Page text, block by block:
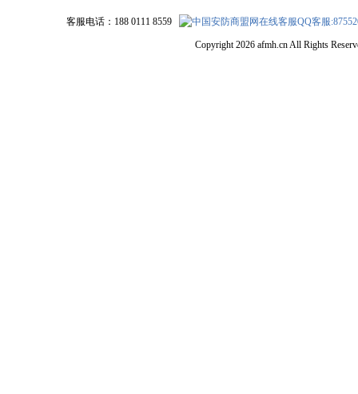
客服电话：188 0111 8559 QQ客服
Copyright 2026 afmh.cn All Rights